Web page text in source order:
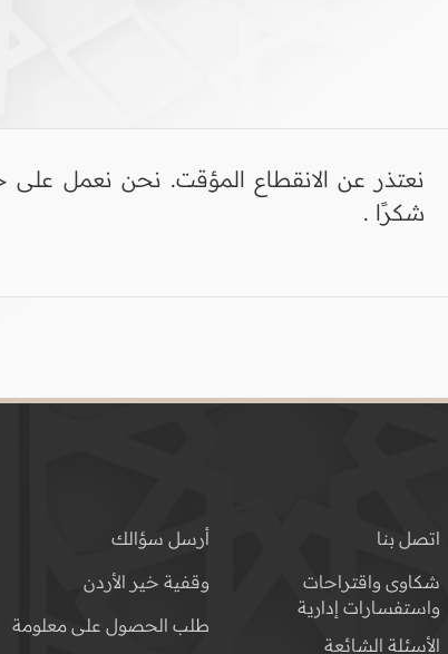
نعتذر عن الانقطاع المؤقت. نحن نعمل على
شكرًا .
اتصل بنا
شكاوى واقتراحات
واستفسارات إدارية
الأسئلة الشائعة
أرسل سؤالك
وقفية خير الأردن
طلب الحصول على معلومة